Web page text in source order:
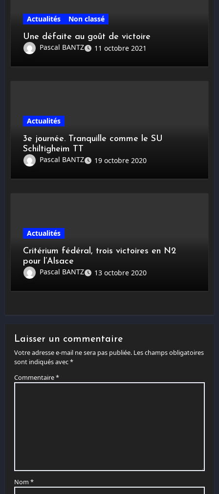
Actualités
Non classé
Une défaite au goût de victoire
Pascal BANTZ
11 octobre 2021
Actualités
3e journée. Tranquille comme le SU
Schiltigheim TT
Pascal BANTZ
19 octobre 2020
Actualités
Critérium fédéral, trois victoires en N2
pour l’Alsace
Pascal BANTZ
13 octobre 2020
Laisser un commentaire
Votre adresse e-mail ne sera pas publiée. Les champs obligatoires
sont indiqués avec*
Commentaire*
Nom *